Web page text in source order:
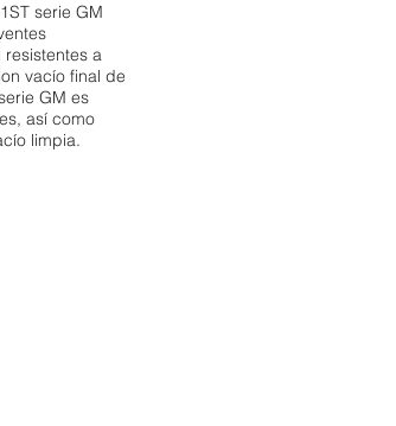
serie GM
a
vacío final de
GM es
así como
limpia.